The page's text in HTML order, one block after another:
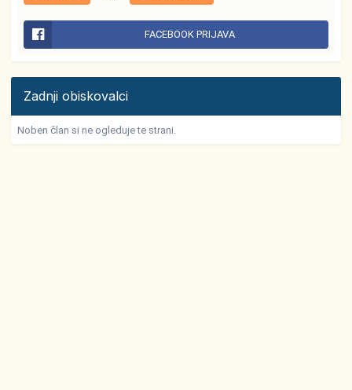
FACEBOOK PRIJAVA
Zadnji obiskovalci
Noben član si ne ogleduje te strani.